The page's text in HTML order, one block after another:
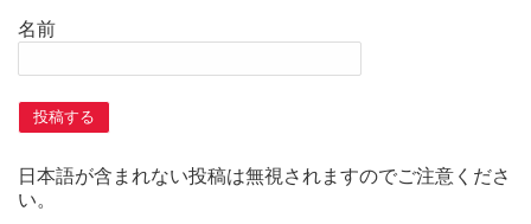
名前
日本語が含まれない投稿は無視されますのでご注意くださ
い。